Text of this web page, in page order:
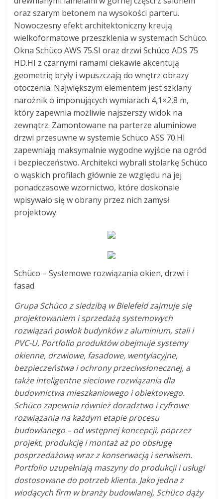
oraz szarym betonem na wysokości parteru.
Nowoczesny efekt architektoniczny kreują
wielkoformatowe przeszklenia w systemach Schüco.
Okna Schüco AWS 75.SI oraz drzwi Schüco ADS 75
HD.HI z czarnymi ramami ciekawie akcentują
geometrię bryły i wpuszczają do wnętrz obrazy
otoczenia. Największym elementem jest szklany
narożnik o imponujących wymiarach 4,1×2,8 m,
który zapewnia możliwie najszerszy widok na
zewnątrz. Zamontowane na parterze aluminiowe
drzwi przesuwne w systemie Schüco ASS 70.HI
zapewniają maksymalnie wygodne wyjście na ogród
i bezpieczeństwo. Architekci wybrali stolarkę Schüco
o wąskich profilach głównie ze względu na jej
ponadczasowe wzornictwo, które doskonale
wpisywało się w obrany przez nich zamysł
projektowy.
Schüco – Systemowe rozwiązania okien, drzwi i
fasad
Grupa Schüco z siedzibą w Bielefeld zajmuje się
projektowaniem i sprzedażą systemowych
rozwiązań powłok budynków z aluminium, stali i
PVC-U. Portfolio produktów obejmuje systemy
okienne, drzwiowe, fasadowe, wentylacyjne,
bezpieczeństwa i ochrony przeciwsłonecznej, a
także inteligentne sieciowe rozwiązania dla
budownictwa mieszkaniowego i obiektowego.
Schüco zapewnia również doradztwo i cyfrowe
rozwiązania na każdym etapie procesu
budowlanego – od wstępnej koncepcji, poprzez
projekt, produkcję i montaż aż po obsługę
posprzedażową wraz z konserwacją i serwisem.
Portfolio uzupełniają maszyny do produkcji i usługi
dostosowane do potrzeb klienta. Jako jedna z
wiodących firm w branży budowlanej, Schüco dąży